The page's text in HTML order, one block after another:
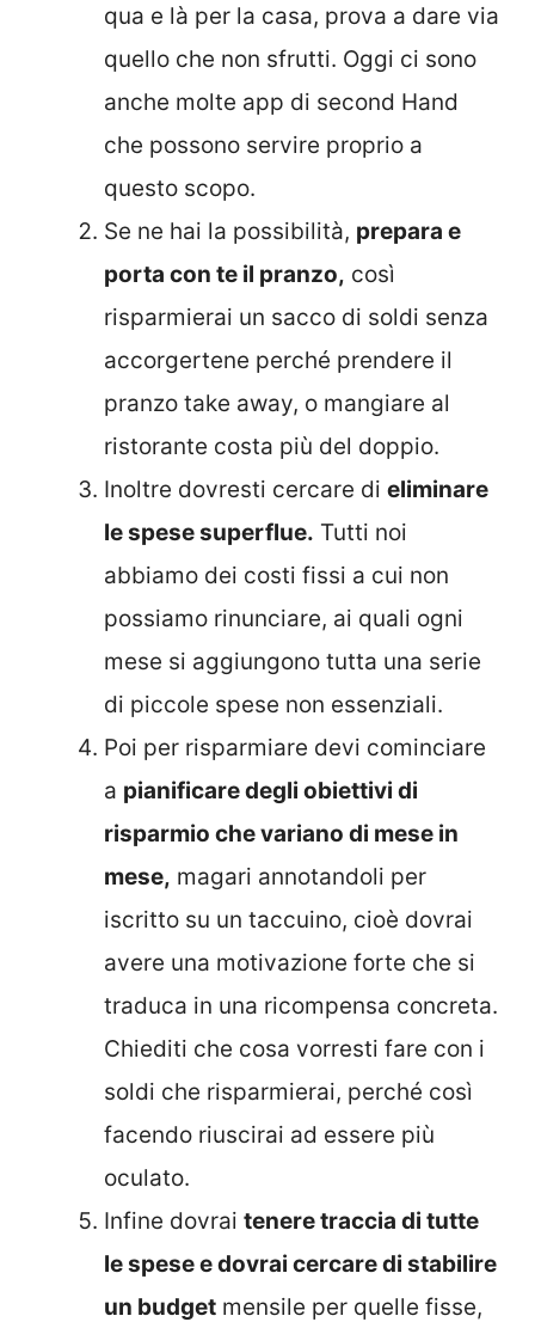
qua e là per la casa, prova a dare via
quello che non sfrutti. Oggi ci sono
anche molte app di second Hand
che possono servire proprio a
questo scopo.
Se ne hai la possibilità, prepara e
porta con te il pranzo, così
risparmierai un sacco di soldi senza
accorgertene perché prendere il
pranzo take away, o mangiare al
ristorante costa più del doppio.
Inoltre dovresti cercare di eliminare
le spese superflue. Tutti noi
abbiamo dei costi fissi a cui non
possiamo rinunciare, ai quali ogni
mese si aggiungono tutta una serie
di piccole spese non essenziali.
Poi per risparmiare devi cominciare
a pianificare degli obiettivi di
risparmio che variano di mese in
mese, magari annotandoli per
iscritto su un taccuino, cioè dovrai
avere una motivazione forte che si
traduca in una ricompensa concreta.
Chiediti che cosa vorresti fare con i
soldi che risparmierai, perché così
facendo riuscirai ad essere più
oculato.
Infine dovrai tenere traccia di tutte
le spese e dovrai cercare di stabilire
un budget mensile per quelle fisse,